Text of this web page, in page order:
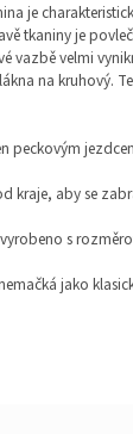
je
tkaniny je
vazbě velmi
na kruhový.
peckovým
kraje, aby se
s
jako